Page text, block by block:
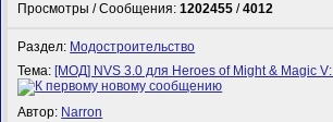
Просмотры / Сообщения:1202455 /4012
Раздел: Модостроительство
Тема: [МОД] NVS 3.0 для Heroes of Might & Magic
Автор: Narron